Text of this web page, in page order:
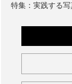
特集：実践する